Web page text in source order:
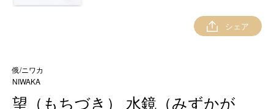
俄/ニワカ
NIWAKA
望（もちづき） 水鏡（みずかが
シェア